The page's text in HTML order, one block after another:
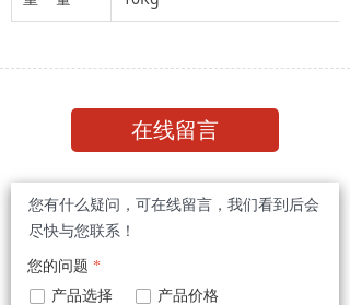
在线留言
您的问题 *
产品选择 产品价格
您有什么疑问，可在线留言，我们看到后会
尽快与您联系！